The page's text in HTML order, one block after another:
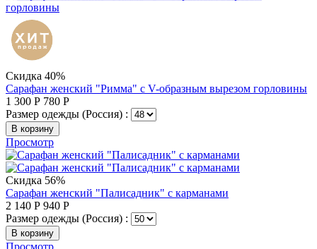
Скидка 40%
Сарафан женский "Римма" с V-образным вырезом горловины
1 300 Р 780 Р
Размер одежды (Россия) :
В корзину
Просмотр
Скидка 56%
Сарафан женский "Палисадник" с карманами
2 140 Р 940 Р
Размер одежды (Россия) :
В корзину